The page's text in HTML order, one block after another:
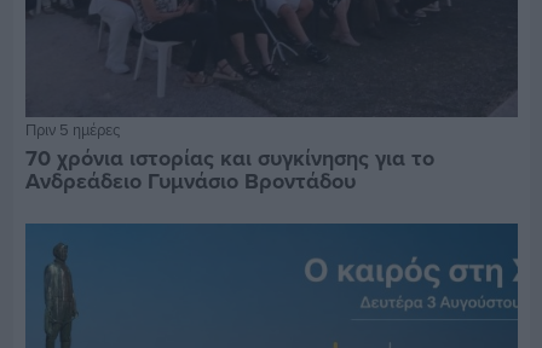
Πριν 5 ημέρες
70 χρόνια ιστορίας και συγκίνησης για το
Ανδρεάδειο Γυμνάσιο Βροντάδου